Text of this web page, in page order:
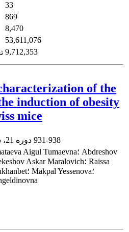
33
869
8,470
53,611,076
9,712,353
of the
induction of obesity
mice
931-938